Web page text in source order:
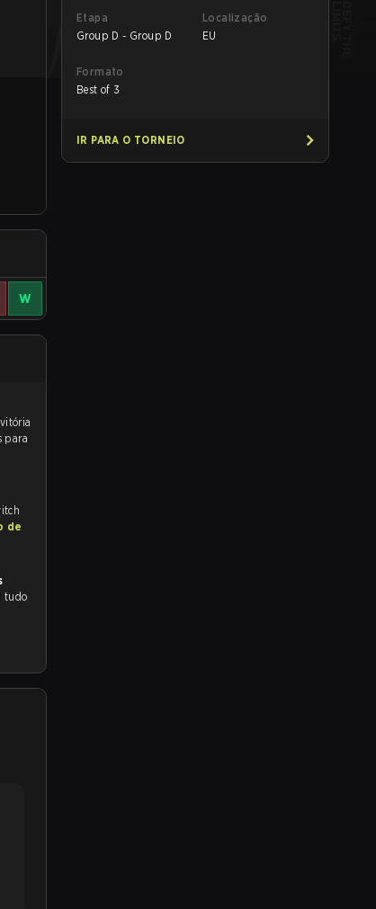
W
para
de
Etapa
Group D - Group D
Localização
EU
Formato
Best of 3
IR PARA O TORNEIO